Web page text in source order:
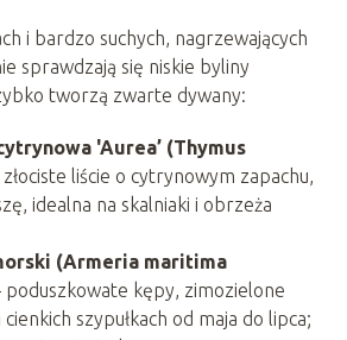
i bardzo suchych, nagrzewających
sprawdzają się niskie byliny
tworzą zwarte dywany:
'Aurea’ (Thymus
złociste liście o cytrynowym zapachu,
idealna na skalniaki i obrzeża
(Armeria maritima
poduszkowate kępy, zimozielone
szypułkach od maja do lipca;